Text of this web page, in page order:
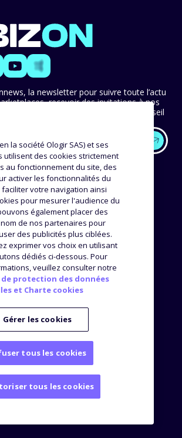
la newsletter pour suivre toute l’actu
recevoir des invitations à nos
première et ne manquer aucun conseil
NOS CLIENTS
Success stories
Avis et témoignages
RESSOURCES
Top Brands
Blog
Webinars
Presse
des données personnelles
de Courcelles - 75017 Paris - France
la société Ologir SAS) et ses
utilisent des cookies strictement
au fonctionnement du site, des
activer les fonctionnalités du
votre navigation ainsi
pour mesurer l'audience du
également placer des
de nos partenaires pour
des publicités plus ciblées.
exprimer vos choix en utilisant
dédiés ci-dessous. Pour
veuillez consulter notre
protection des données
et Charte cookies
Gérer les cookies
tous les cookies
tous les cookies